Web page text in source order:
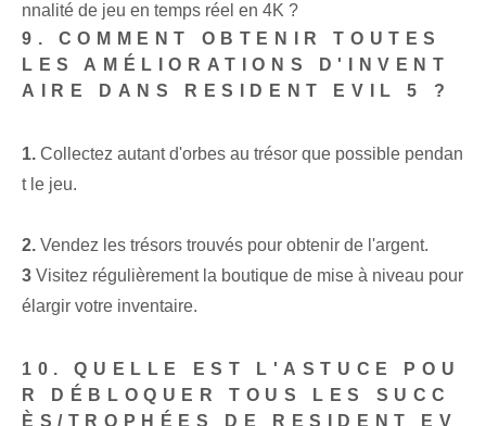
nnalité de jeu en temps réel en 4K ?
9. COMMENT OBTENIR TOUTES
LES AMÉLIORATIONS D'INVENT
AIRE DANS RESIDENT EVIL 5 ?
1. Collectez autant d'orbes au trésor que possible pendan
t le jeu.
2. Vendez les trésors trouvés⁤ pour obtenir de l'argent.
3 Visitez régulièrement la boutique de mise à niveau pour
élargir votre inventaire.
10. QUELLE EST L'ASTUCE POU
R DÉBLOQUER TOUS LES SUCC
ÈS/TROPHÉES DE RESIDENT EV